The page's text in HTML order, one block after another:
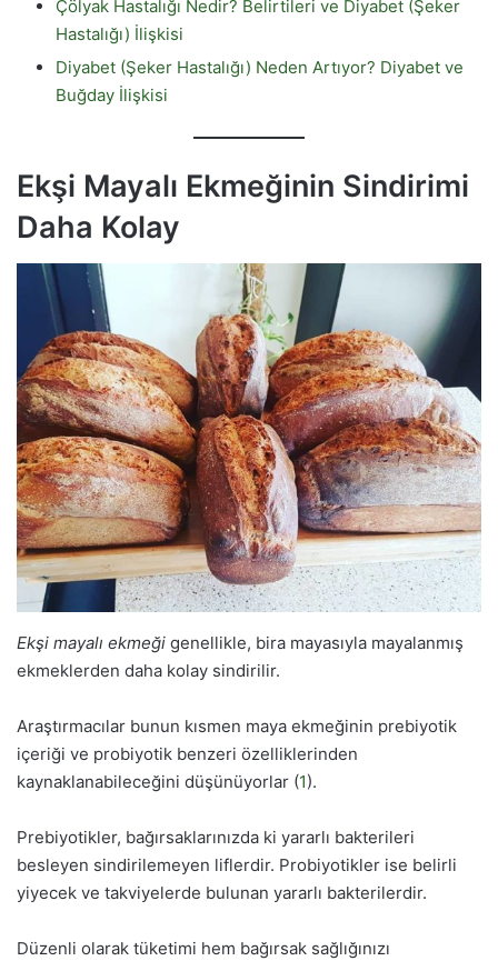
Çölyak Hastalığı Nedir? Belirtileri ve Diyabet (Şeker
Hastalığı) İlişkisi
Diyabet (Şeker Hastalığı) Neden Artıyor? Diyabet ve
Buğday İlişkisi
Ekşi Mayalı Ekmeğinin Sindirimi
Daha Kolay
Ekşi mayalı ekmeği genellikle, bira mayasıyla mayalanmış
ekmeklerden daha kolay sindirilir.
Araştırmacılar bunun kısmen maya ekmeğinin prebiyotik
içeriği ve probiyotik benzeri özelliklerinden
kaynaklanabileceğini düşünüyorlar (1).
Prebiyotikler, bağırsaklarınızda ki yararlı bakterileri
besleyen sindirilemeyen liflerdir. Probiyotikler ise belirli
yiyecek ve takviyelerde bulunan yararlı bakterilerdir.
Düzenli olarak tüketimi hem bağırsak sağlığınızı